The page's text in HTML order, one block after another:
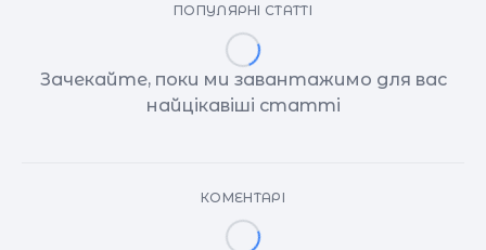
ПОПУЛЯРНІ СТАТТІ
Зачекайте, поки ми завантажимо для вас
найцікавіші статті
КОМЕНТАРІ